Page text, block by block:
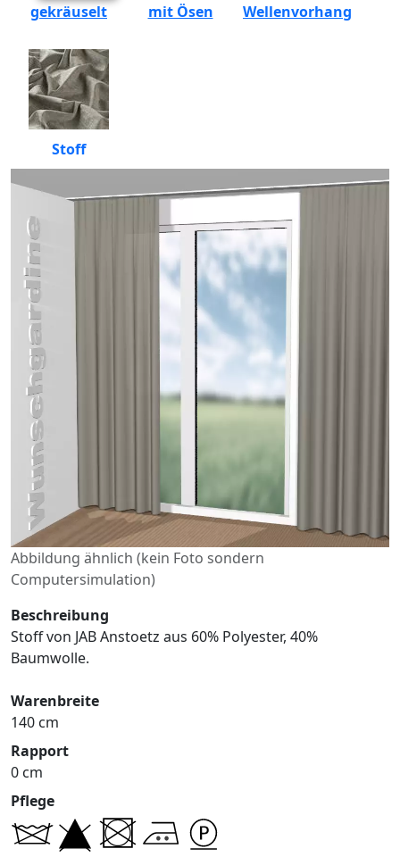
gekräuselt mit Ösen Wellenvorhang
Stoff
Abbildung ähnlich (kein Foto sondern
Computersimulation)
Beschreibung
Stoff von JAB Anstoetz aus 60% Polyester, 40%
Baumwolle.
Warenbreite
140 cm
Rapport
0 cm
Pflege